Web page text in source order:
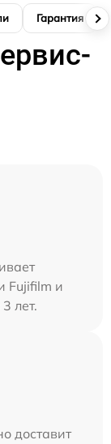
Гарантия
Fujifilm и
лет.
доставит